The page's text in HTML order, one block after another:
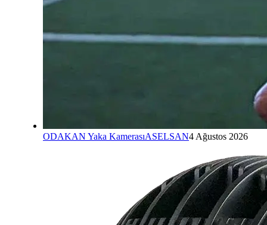
ODAKAN Yaka KamerasıASELSAN4 Ağustos 2026